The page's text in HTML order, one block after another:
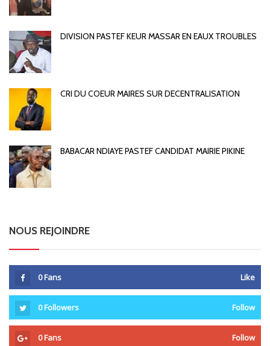
DIVISION PASTEF KEUR MASSAR EN EAUX TROUBLES
CRI DU COEUR MAIRES SUR DECENTRALISATION
BABACAR NDIAYE PASTEF CANDIDAT MAIRIE PIKINE
NOUS REJOINDRE
0Fans Like
0Followers Follow
0Fans Follow